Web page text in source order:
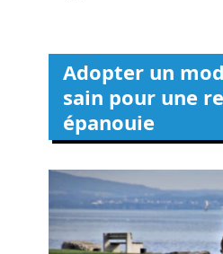
Adopter un
sain pour une
épanouie